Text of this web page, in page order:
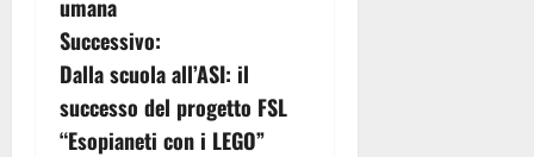
g
a
z
umana
Successivo:
Dalla scuola all’ASI: il
successo del progetto FSL
“Esopianeti con i LEGO”